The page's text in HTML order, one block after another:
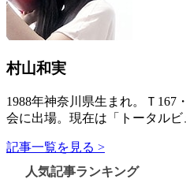
村山和実
1988年神奈川県生まれ。Ｔ
会に出場。現在は「トータル
記事一覧を見る >
人気記事ランキング